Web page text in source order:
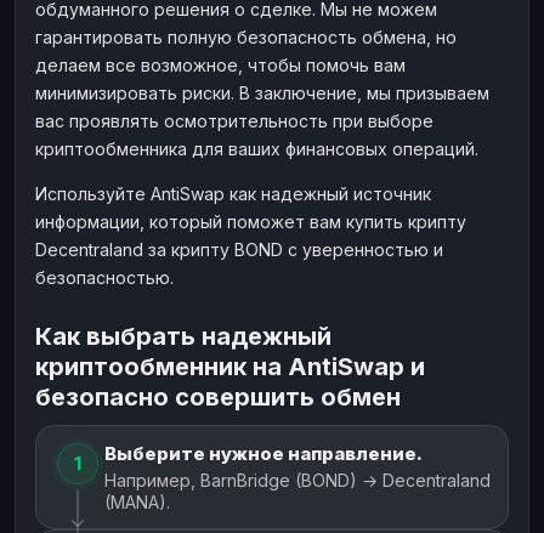
обдуманного решения о сделке. Мы не можем
гарантировать полную безопасность обмена, но
делаем все возможное, чтобы помочь вам
минимизировать риски. В заключение, мы призываем
вас проявлять осмотрительность при выборе
криптообменника для ваших финансовых операций.
Используйте AntiSwap как надежный источник
информации, который поможет вам купить крипту
Decentraland за крипту BOND с уверенностью и
безопасностью.
Как выбрать надежный
криптообменник на AntiSwap и
безопасно совершить обмен
1 Выберите нужное направление.
Например, BarnBridge (BOND) → Decentraland
(MANA).